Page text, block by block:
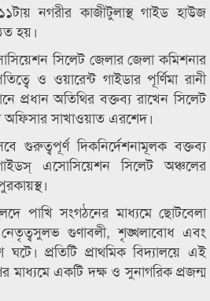
নগরীর কাজীটুলাস্থ গাইড হাউজ
হয়।
সিলেট জেলার জেলা কমিশনার
ও ওয়ারেন্ট গাইডার পূর্ণিমা রানী
প্রধান অতিথির বক্তব্য রাখেন সিলেট
অফিসার সাখাওয়াত এরশেদ।
গুরুত্বপূর্ণ দিকনির্দেশনামূলক বক্তব্য
এসোসিয়েশন সিলেট অঞ্চলের
পাখি সংগঠনের মাধ্যমে ছোটবেলা
নেতৃত্বসুলভ গুণাবলী, শৃঙ্খলাবোধ এবং
প্রতিটি প্রাথমিক বিদ্যালয়ে এই
মাধ্যমে একটি দক্ষ ও সুনাগরিক প্রজন্ম